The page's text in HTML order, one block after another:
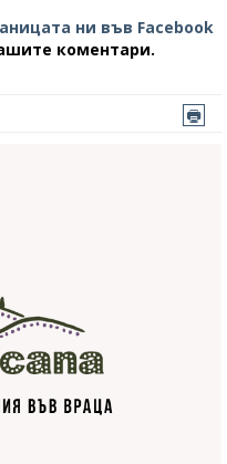
ни във Facebook
коментари.